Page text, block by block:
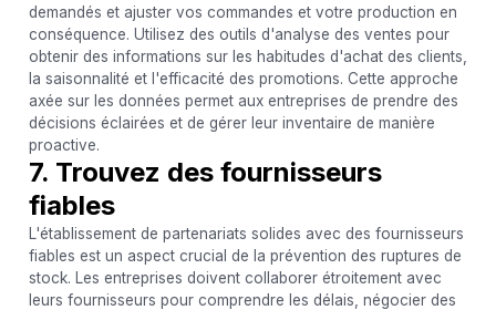
demandés et ajuster vos commandes et votre production en
conséquence. Utilisez des outils d'analyse des ventes pour
obtenir des informations sur les habitudes d'achat des clients,
la saisonnalité et l'efficacité des promotions. Cette approche
axée sur les données permet aux entreprises de prendre des
décisions éclairées et de gérer leur inventaire de manière
proactive.
7. Trouvez des fournisseurs
fiables
L'établissement de partenariats solides avec des fournisseurs
fiables est un aspect crucial de la prévention des ruptures de
stock. Les entreprises doivent collaborer étroitement avec
leurs fournisseurs pour comprendre les délais, négocier des